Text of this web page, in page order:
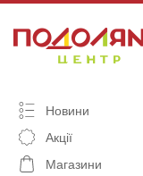
content
Новини
Акції
Магазини